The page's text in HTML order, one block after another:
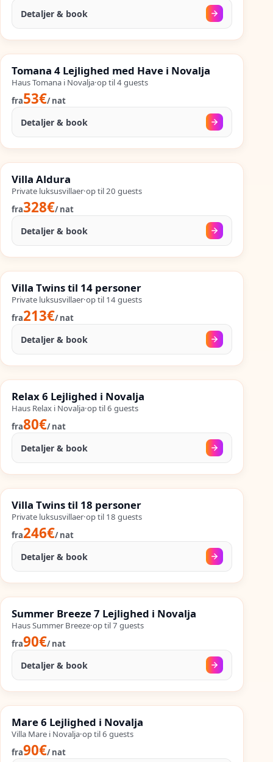
Detaljer & book
SALES
OP TIL−59%
02. sep.–25. sep.
Tomana 4 Lejlighed med Have i Novalja
Haus Tomana i Novalja·op til4guests
fra53€/nat
Detaljer & book
SALES
OP TIL− 57%
04. sep.–26. sep.
Villa Aldura
Private luksusvillaer·op til20 guests
fra328€/nat
Detaljer & book
SALES
OP TIL− 58 %
30. aug.–25. sep.
Villa Twins til 14 personer
Private luksusvillaer·op til 14guests
fra213€/nat
Detaljer & book
SALES
OP TIL−51%
14. sep.–25. sep.
Relax 6 Lejlighed i Novalja
Haus Relax i Novalja·op til6 guests
fra80€/nat
Detaljer & book
SALES
OP TIL− 56 %
02. sep.–25. sep.
Villa Twins til 18 personer
Private luksusvillaer·op til 18 guests
fra246€/nat
Detaljer & book
SALES
OP TIL−60%
15. aug.–25. sep.
Summer Breeze 7 Lejlighed i Novalja
Haus Summer Breeze·op til7 guests
fra90€/nat
Detaljer & book
SALES
OP TIL−64%
02. sep.–25. sep.
Mare 6 Lejlighed i Novalja
Villa Mare i Novalja·op til6 guests
fra90€/nat